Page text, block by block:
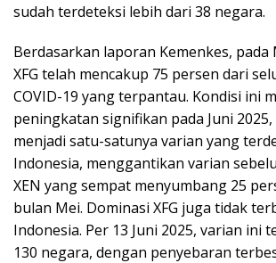
sudah terdeteksi lebih dari 38 negara.
Berdasarkan laporan Kemenkes, pada
XFG telah mencakup 75 persen dari
COVID-19 yang terpantau. Kondisi ini
peningkatan signifikan pada Juni 2025,
menjadi satu-satunya varian yang
Indonesia, menggantikan varian
XEN yang sempat menyumbang 25
bulan Mei. Dominasi XFG juga tidak
Indonesia. Per 13 Juni 2025, varian ini
130 negara, dengan penyebaran